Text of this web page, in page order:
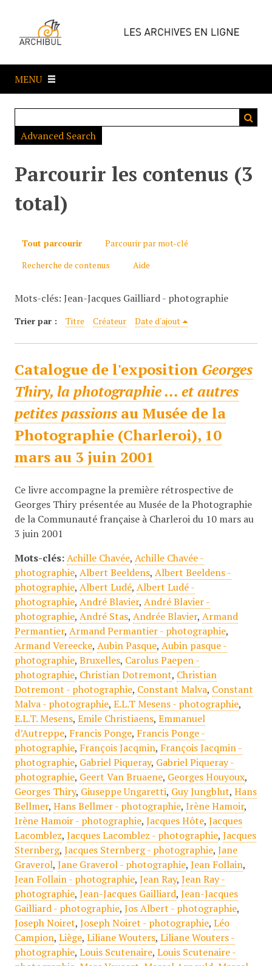
e
a
MENU
Advanced Search
Parcourir les contenus (3
total)
Tout parcourir
Parcourir par mot-clé
Recherche de contenus
Aide
Mots-clés: Jean-Jacques Gailliard - photographie
Trier par : Titre Créateur Date d'ajout
Catalogue de l'exposition Georges
Thiry, la photographie ... et autres
petites passionsau Musée de la
Photographie (Charleroi), 10
mars au 3 juin 2001
Ce livre accompagne la première rétrospective de
Georges Thiry présentée au Musée de la Photographie
de la Communauté française à Charleroi du 10 mars au
3 juin 2001
Mots-clés: Achille Chavée, Achille Chavée -
photographie, Albert Beeldens, Albert Beeldens -
photographie, Albert Ludé, Albert Ludé -
photographie, André Blavier, André Blavier -
photographie, André Stas, Andrée Blavier, Armand
Permantier, Armand Permantier - photographie,
Armand Vereecke, Aubin Pasque, Aubin pasque -
photographie, Bruxelles, Carolus Paepen -
photographie, Christian Dotremont, Christian
Dotremont - photographie, Constant Malva, Constant
Malva - photographie, E.L.T Mesens - photographie,
E.L.T. Mesens, Emile Christiaens, Emmanuel
d’Autreppe, Francis Ponge, Francis Ponge -
photographie, François Jacqmin, François Jacqmin -
photographie, Gabriel Piqueray, Gabriel Piqueray -
photographie, Geert Van Bruaene, Georges Houyoux,
Georges Thiry, Giuseppe Ungaretti, Guy Jungblut, Hans
Bellmer, Hans Bellmer - photographie, Irène Hamoir,
Irène Hamoir - photographie, Jacques Hôte, Jacques
Lacomblez, Jacques Lacomblez - photographie, Jacques
Sternberg, Jacques Sternberg - photographie, Jane
Graverol, Jane Graverol - photographie, Jean Follain,
Jean Follain - photographie, Jean Ray, Jean Ray -
photographie, Jean-Jacques Gailliard, Jean-Jacques
Gailliard - photographie, Jos Albert - photographie,
Joseph Noiret, Joseph Noiret - photographie, Léo
Campion, Liège, Liliane Wouters, Liliane Wouters -
photographie, Louis Scutenaire, Louis Scutenaire -